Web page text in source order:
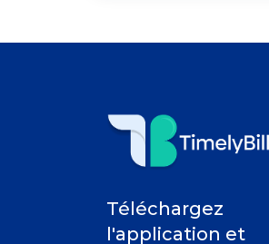
Téléchargez
l'application et